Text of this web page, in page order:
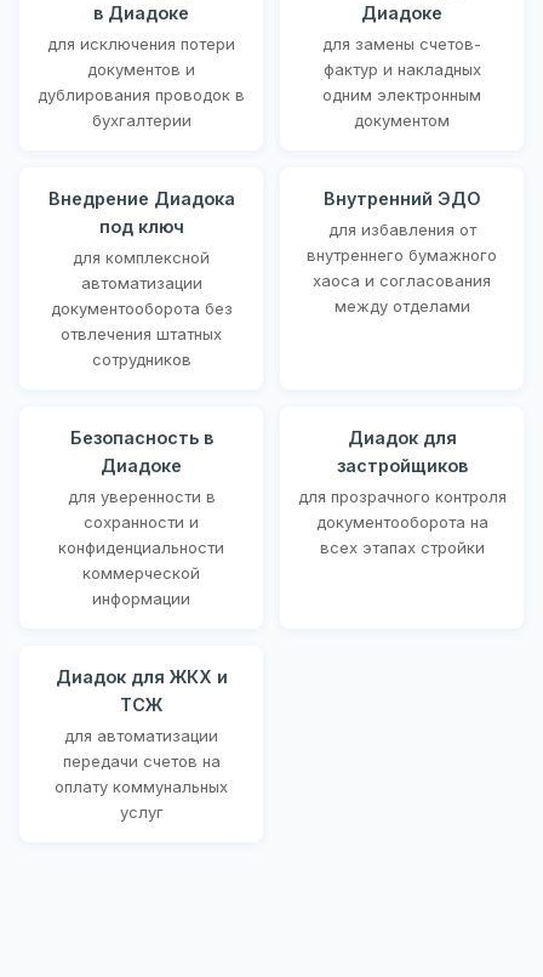
в Диадоке
для исключения потери
документов и
дублирования проводок в
бухгалтерии
Диадоке
для замены счетов-
фактур и накладных
одним электронным
документом
Внедрение Диадока
под ключ
для комплексной
автоматизации
документооборота без
отвлечения штатных
сотрудников
Внутренний ЭДО
для избавления от
внутреннего бумажного
хаоса и согласования
между отделами
Безопасность в
Диадоке
для уверенности в
сохранности и
конфиденциальности
коммерческой
информации
Диадок для
застройщиков
для прозрачного контроля
документооборота на
всех этапах стройки
Диадок для ЖКХ и
ТСЖ
для автоматизации
передачи счетов на
оплату коммунальных
услуг